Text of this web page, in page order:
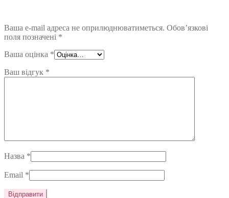
Ваша e-mail адреса не оприлюднюватиметься. Обов’язкові
поля позначені *
Ваша оцінка *
Ваш відгук *
Назва *
Email *